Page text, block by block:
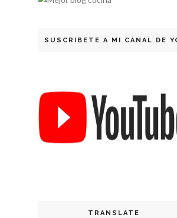
SUSCRIBETE A MI CANAL DE
TRANSLATE